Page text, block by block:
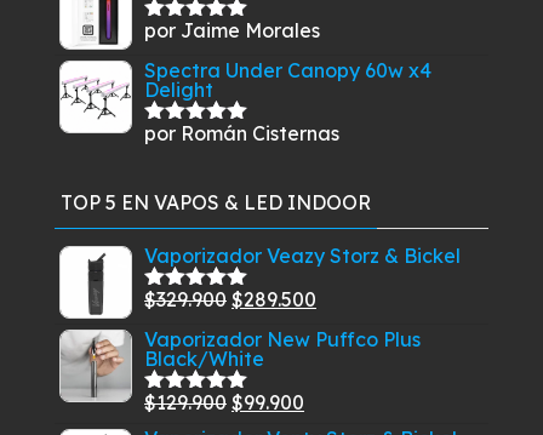
Valorado
por Jaime Morales
Spectra Under Canopy 60w x4
Delight
Valorado
por Román Cisternas
TOP 5 EN VAPOS & LED INDOOR
Vaporizador Veazy Storz & Bickel
Valorado
5
$329.900 El
precio
original
era:
$329.900.
$289.500
precio
Vaporizador New Puffco Plus
Black/White
Valorado
5.00
$129.900 El
$99.900